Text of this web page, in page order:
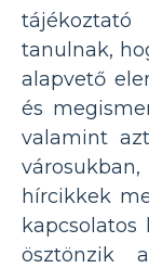
tanulnak,
alapvető
és
valamint
hírcikkek
kapcsolatos
ösztönzik